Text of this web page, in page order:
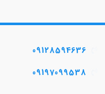
09128594636
09197099538